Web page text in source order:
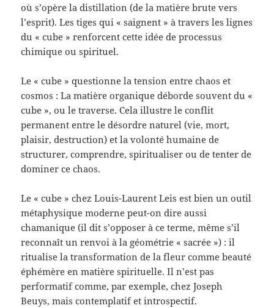
où s’opère la distillation (de la matière brute vers
l’esprit). Les tiges qui « saignent » à travers les lignes
du « cube » renforcent cette idée de processus
chimique ou spirituel.
Le « cube » questionne la tension entre chaos et
cosmos : La matière organique déborde souvent du «
cube », ou le traverse. Cela illustre le conflit
permanent entre le désordre naturel (vie, mort,
plaisir, destruction) et la volonté humaine de
structurer, comprendre, spiritualiser ou de tenter de
dominer ce chaos.
Le « cube » chez Louis-Laurent Leis est bien un outil
métaphysique moderne peut-on dire aussi
chamanique (il dit s’opposer à ce terme, même s’il
reconnaît un renvoi à la géométrie « sacrée ») : il
ritualise la transformation de la fleur comme beauté
éphémère en matière spirituelle. Il n’est pas
performatif comme, par exemple, chez Joseph
Beuys, mais contemplatif et introspectif.